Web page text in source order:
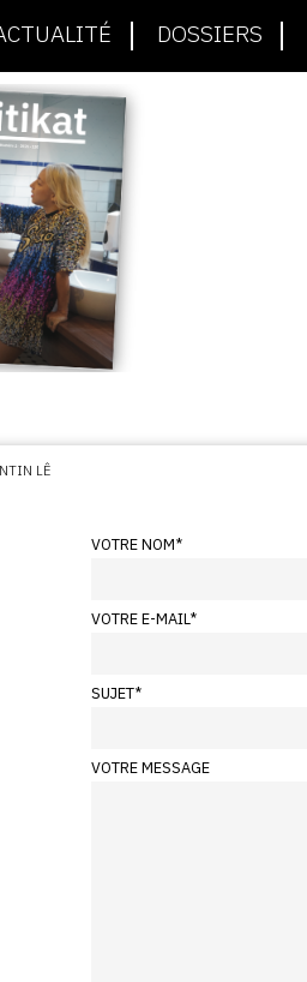
DOSSIERS
LÊ
VOTRE NOM*
VOTRE E-MAIL*
SUJET*
VOTRE MESSAGE